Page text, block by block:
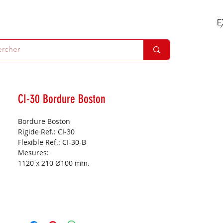
CI-30 Bordure Boston
Bordure Boston
Rigide Ref.: CI-30
Flexible Ref.: CI-30-B
Mesures:
1120 x 210 Ø100 mm.